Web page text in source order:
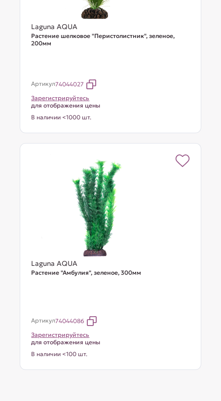
Laguna AQUA
Растение шелковое "Перистолистник", зеленое,
200мм
Артикул74044027
Зарегистрируйтесь
для отображения цены
В наличии <1000 шт.
Laguna AQUA
Растение "Амбулия", зеленое, 300мм
Артикул74044086
Зарегистрируйтесь
для отображения цены
В наличии <100 шт.